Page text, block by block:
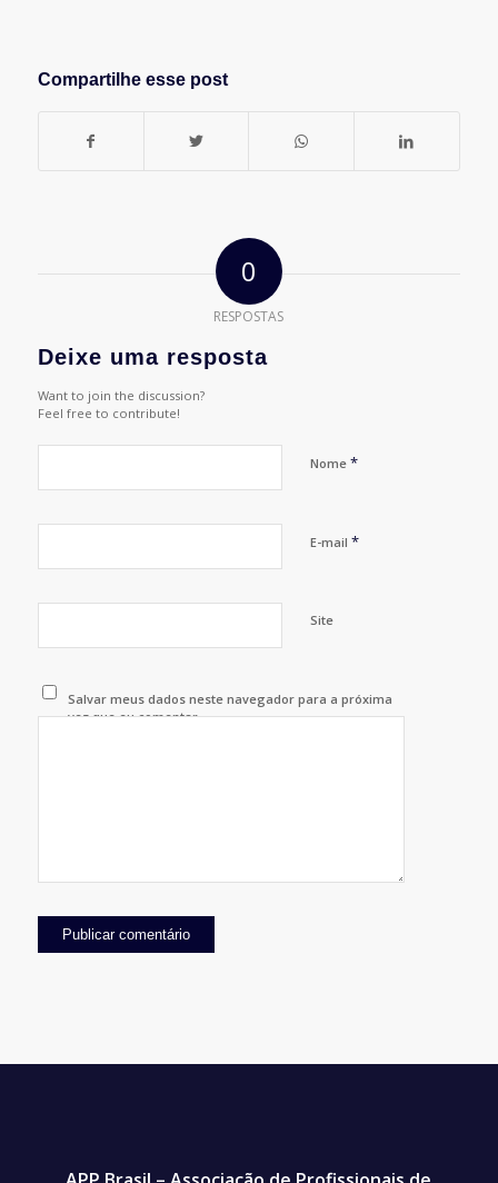
Compartilhe esse post
0
RESPOSTAS
Deixe uma resposta
Want to join the discussion?
Feel free to contribute!
Nome *
E-mail *
Site
Salvar meus dados neste navegador para a próxima
vez que eu comentar.